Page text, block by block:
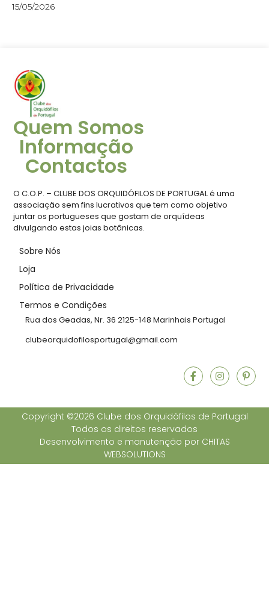
15/05/2026
Quem Somos
Informação
Contactos
O C.O.P. – CLUBE DOS ORQUIDÓFILOS DE PORTUGAL é uma
associação sem fins lucrativos que tem como objetivo
juntar os portugueses que gostam de orquídeas
divulgando estas joias botânicas.
Sobre Nós
Loja
Política de Privacidade
Termos e Condições
Rua dos Geadas, Nr. 36 2125-148 Marinhais Portugal
clubeorquidofilosportugal@gmail.com
Copyright ©2026 Clube dos Orquidófilos de Portugal
Todos os direitos reservados
Desenvolvimento e manutenção por CHITAS
WEBSOLUTIONS